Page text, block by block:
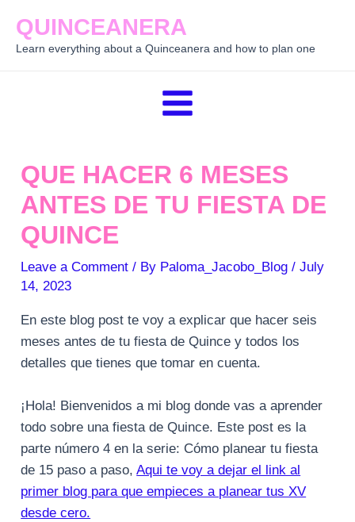
content
QUINCEANERA
Learn everything about a Quinceanera and how to plan one
Main
QUE HACER 6 MESES
ANTES DE TU FIESTA DE
QUINCE
Leave a Comment / By Paloma_Jacobo_Blog/July
14, 2023
En este blog post te voy a explicar que hacer seis
meses antes de tu fiesta de Quince y todos los
detalles que tienes que tomar en cuenta.
¡Hola! Bienvenidos a mi blog donde vas a aprender
todo sobre una fiesta de Quince. Este post es la
parte número 4 en la serie: Cómo planear tu fiesta
de 15 paso a paso,Aqui te voy a dejar el link al
primer blog para que empieces a planear tus XV
desde cero.